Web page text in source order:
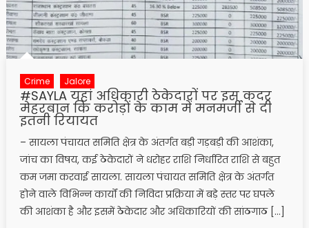
Crime Jalore
#SAYLA यहां अधिकारी ठेकेदारों पर इस कदर
मेहरबान कि करोड़ों के काम में मनमर्जी से दी
इतनी रियायत
– सायला पंचायत समिति क्षेत्र के अंतर्गत बड़ी गड़बड़ी की आशंका,
जांच का विषय, कई ठेकेदारों ने धरोहर राशि निर्धारित राशि से बहुत
कम जमा करवाई सायला. सायला पंचायत समिति क्षेत्र के अंतर्गत
होने वाले विभिन्न कार्यों की निविदा प्रक्रिया में बड़े स्तर पर घपले
की आशंका है और इसमें ठेकेदार और अधिकारियों की सांठगाठ […]